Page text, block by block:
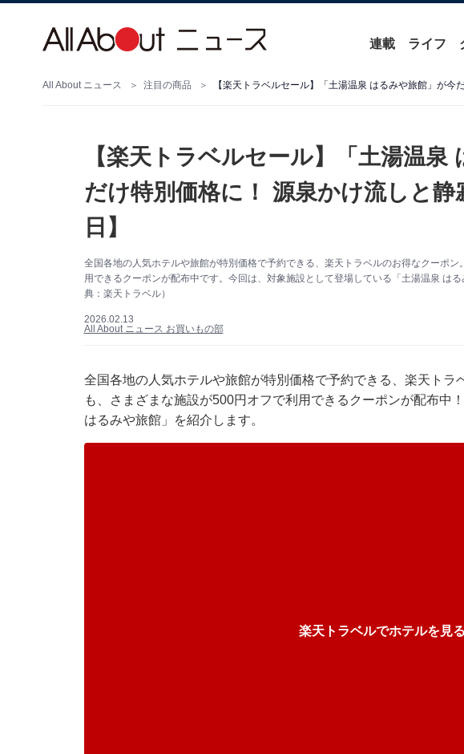
連載 ライフ
All About ニュース 注目の商品
【楽天トラベルセール】「土湯温泉
だけ特別価格に！ 源泉かけ流しと
日】
全国各地の人気ホテルや旅館が特別価格で予約できる、楽天トラベルのお得なクーポ
用できるクーポンが配布中です。今回は、対象施設として登場している「土湯温泉 は
典：楽天トラベル）
2026.02.13
All About ニュース お買いもの部
全国各地の人気ホテルや旅館が特別価格で予約できる、楽天トラ
も、さまざまな施設が500円オフで利用できるクーポンが配布中
はるみや旅館」を紹介します。
楽天トラベルでホテルを見る